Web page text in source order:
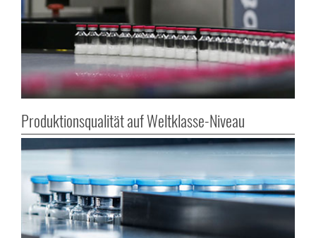
Produktionsqualität auf Weltklasse-Niveau